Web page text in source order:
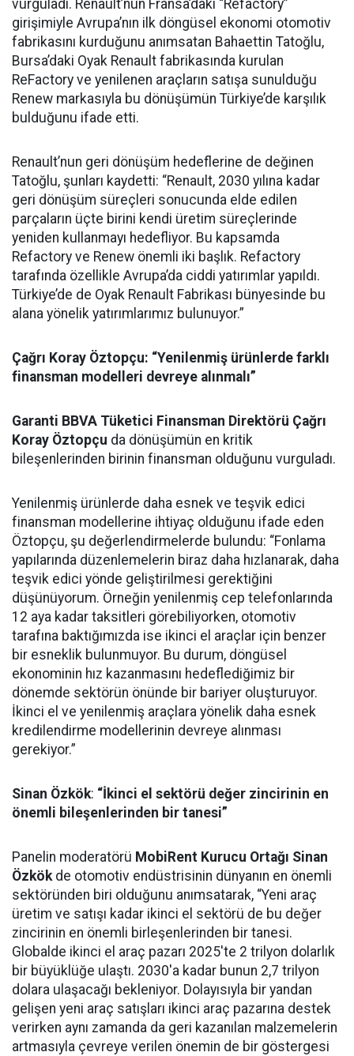
vurguladı. Renault’nun Fransa’daki “Refactory”
girişimiyle Avrupa’nın ilk döngüsel ekonomi otomotiv
fabrikasını kurduğunu anımsatan Bahaettin Tatoğlu,
Bursa’daki Oyak Renault fabrikasında kurulan
ReFactory ve yenilenen araçların satışa sunulduğu
Renew markasıyla bu dönüşümün Türkiye’de karşılık
bulduğunu ifade etti.
Renault’nun geri dönüşüm hedeflerine de değinen
Tatoğlu, şunları kaydetti: “Renault, 2030 yılına kadar
geri dönüşüm süreçleri sonucunda elde edilen
parçaların üçte birini kendi üretim süreçlerinde
yeniden kullanmayı hedefliyor. Bu kapsamda
Refactory ve Renew önemli iki başlık. Refactory
tarafında özellikle Avrupa’da ciddi yatırımlar yapıldı.
Türkiye’de de Oyak Renault Fabrikası bünyesinde bu
alana yönelik yatırımlarımız bulunuyor.”
Çağrı Koray Öztopçu: “Yenilenmiş ürünlerde farklı
finansman modelleri devreye alınmalı”
Garanti BBVA Tüketici Finansman Direktörü Çağrı
Koray Öztopçu da dönüşümün en kritik
bileşenlerinden birinin finansman olduğunu vurguladı.
Yenilenmiş ürünlerde daha esnek ve teşvik edici
finansman modellerine ihtiyaç olduğunu ifade eden
Öztopçu, şu değerlendirmelerde bulundu: “Fonlama
yapılarında düzenlemelerin biraz daha hızlanarak, daha
teşvik edici yönde geliştirilmesi gerektiğini
düşünüyorum. Örneğin yenilenmiş cep telefonlarında
12 aya kadar taksitleri görebiliyorken, otomotiv
tarafına baktığımızda ise ikinci el araçlar için benzer
bir esneklik bulunmuyor. Bu durum, döngüsel
ekonominin hız kazanmasını hedeflediğimiz bir
dönemde sektörün önünde bir bariyer oluşturuyor.
İkinci el ve yenilenmiş araçlara yönelik daha esnek
kredilendirme modellerinin devreye alınması
gerekiyor.”
Sinan Özkök: “İkinci el sektörü değer zincirinin en
önemli bileşenlerinden bir tanesi”
Panelin moderatörü MobiRent Kurucu Ortağı Sinan
Özkökde otomotiv endüstrisinin dünyanın en önemli
sektöründen biri olduğunu anımsatarak, “Yeni araç
üretim ve satışı kadar ikinci el sektörü de bu değer
zincirinin en önemli birleşenlerinden bir tanesi.
Globalde ikinci el araç pazarı 2025'te 2 trilyon dolarlık
bir büyüklüğe ulaştı. 2030'a kadar bunun 2,7 trilyon
dolara ulaşacağı bekleniyor. Dolayısıyla bir yandan
gelişen yeni araç satışları ikinci araç pazarına destek
verirken aynı zamanda da geri kazanılan malzemelerin
artmasıyla çevreye verilen önemin de bir göstergesi